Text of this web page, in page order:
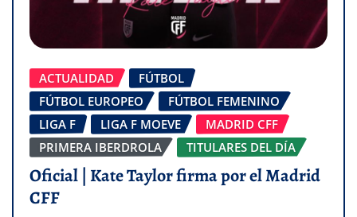
ACTUALIDAD
FÚTBOL
FÚTBOL EUROPEO
FÚTBOL FEMENINO
LIGA F
LIGA F MOEVE
MADRID CFF
PRIMERA IBERDROLA
TITULARES DEL DÍA
Oficial | Kate Taylor firma por el Madrid
CFF